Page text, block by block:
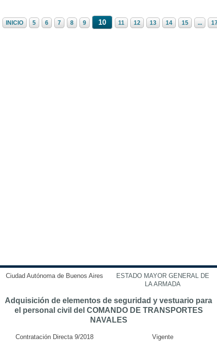
INICIO 5 6 7 8 9 10 11 12 13 14 15 ...
Ciudad Autónoma de Buenos Aires
ESTADO MAYOR GENERAL DE
LA ARMADA
Adquisición de elementos de seguridad y vestuario para
el personal civil del COMANDO DE TRANSPORTES
NAVALES
Contratación Directa 9/2018 Vigente